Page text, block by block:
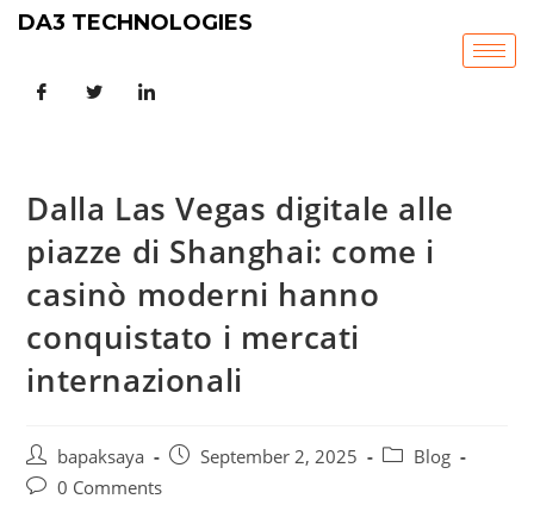
DA3 TECHNOLOGIES
Dalla Las Vegas digitale alle
piazze di Shanghai: come i
casinò moderni hanno
conquistato i mercati
internazionali
bapaksaya September 2, 2025
Blog
0 Comments